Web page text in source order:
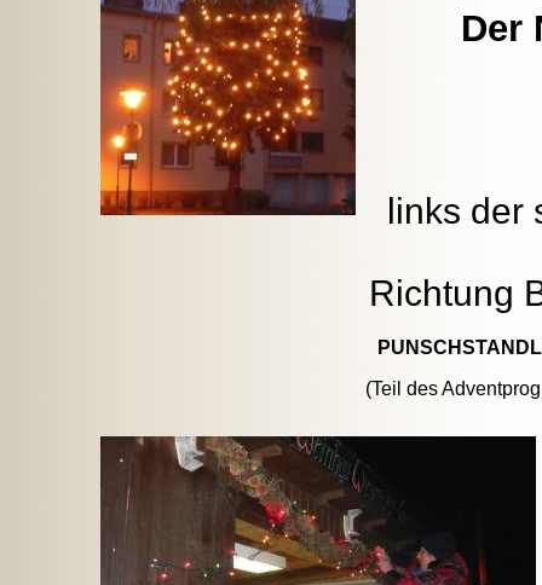
Der
links der
Richtung
(Teil des